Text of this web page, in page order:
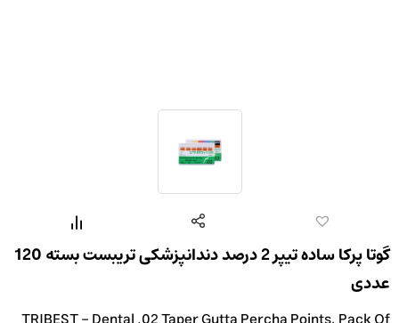
گوتا پرکا ساده تیپر 2 درصد دندانپزشکی تریبست بسته 120
عددی